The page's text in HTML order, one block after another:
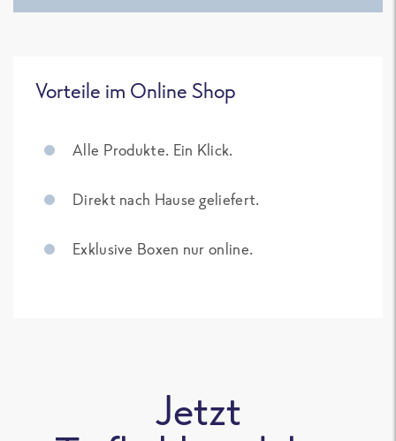
Vorteile im Online Shop
Alle Produkte. Ein Klick.
Direkt nach Hause geliefert.
Exklusive Boxen nur online.
Jetzt